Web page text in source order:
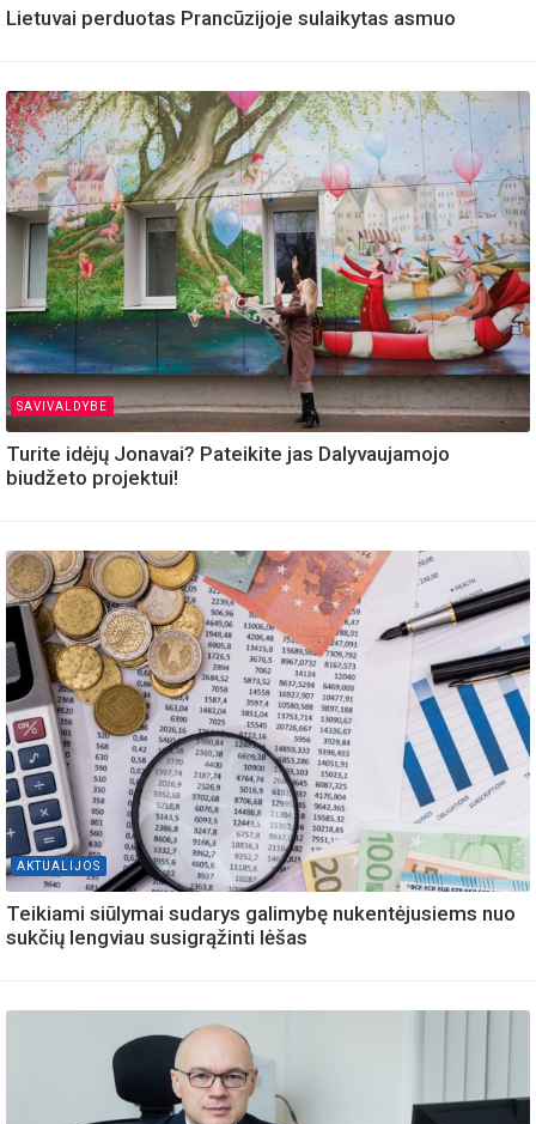
Lietuvai perduotas Prancūzijoje sulaikytas asmuo
SAVIVALDYBE
Turite idėjų Jonavai? Pateikite jas Dalyvaujamojo
biudžeto projektui!
AKTUALIJOS
Teikiami siūlymai sudarys galimybę nukentėjusiems nuo
sukčių lengviau susigrąžinti lėšas